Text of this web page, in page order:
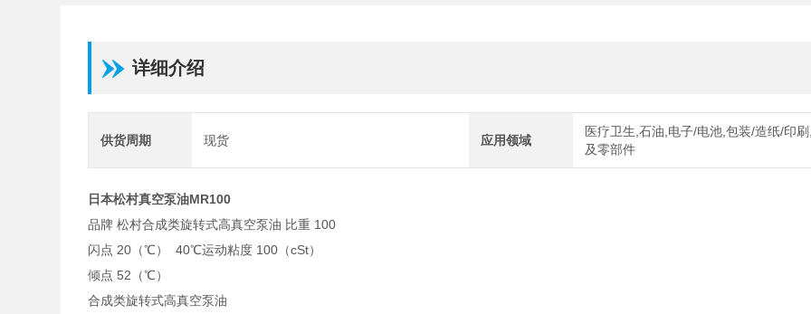
详细介绍
供货周期 现货 应用领域
医疗卫生,石油,电子/电池,包装/造纸/印
及零部件
日本松村真空泵油MR100
品牌 松村合成类旋转式高真空泵油 比重 100
闪点 20（℃） 40℃运动粘度 100（cSt）
倾点 52（℃）
合成类旋转式高真空泵油